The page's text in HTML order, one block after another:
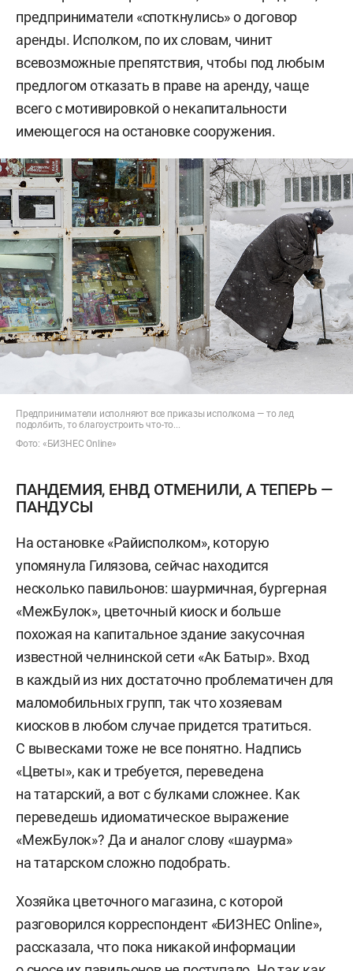
предприниматели «споткнулись» о договор
аренды. Исполком, по их словам, чинит
всевозможные препятствия, чтобы под любым
предлогом отказать в праве на аренду, чаще
всего с мотивировкой о некапитальности
имеющегося на остановке сооружения.
Предприниматели исполняют все приказы исполкома — то лед
подолбить, то благоустроить что-то...
Фото: «БИЗНЕС Online»
ПАНДЕМИЯ, ЕНВД ОТМЕНИЛИ, А ТЕПЕРЬ —
ПАНДУСЫ
На остановке «Райисполком», которую
упомянула Гилязова, сейчас находится
несколько павильонов: шаурмичная, бургерная
«МежБулок», цветочный киоск и больше
похожая на капитальное здание закусочная
известной челнинской сети «Ак Батыр». Вход
в каждый из них достаточно проблематичен для
маломобильных групп, так что хозяевам
киосков в любом случае придется тратиться.
С вывесками тоже не все понятно. Надпись
«Цветы», как и требуется, переведена
на татарский, а вот с булками сложнее. Как
переведешь идиоматическое выражение
«МежБулок»? Да и аналог слову «шаурма»
на татарском сложно подобрать.
Хозяйка цветочного магазина, с которой
разговорился корреспондент «БИЗНЕС Online»,
рассказала, что пока никакой информации